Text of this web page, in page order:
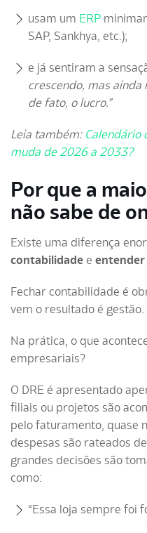
usam um ERP
SAP, Sankhya, etc.);
e já sentiram a
crescendo, mas ainda
de fato, o lucro.”
Leia também: Calendário
muda de 2026 a 2033?
Por que a
não sabe de
Existe uma diferença
contabilidade e entender
Fechar contabilidade é
vem o resultado é gestão.
Na prática, o que
empresariais?
O DRE é apresentado
filiais ou projetos são
pelo faturamento, quase
despesas são rateados
grandes decisões são
como:
“Essa loja sempre foi